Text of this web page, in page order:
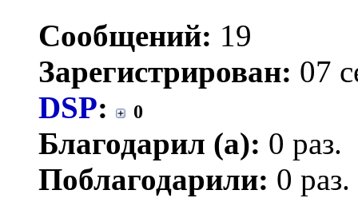
Сообщений: 19
Зарегистрирован: 07
DSP: 0
Благодарил (а): 0 раз.
Поблагодарили: 0 раз.